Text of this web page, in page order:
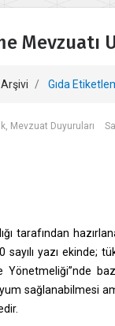
Mevzuatı
Gıda
Mevzuat Duyuruları
tarafından
yazı ekinde;
Yönetmeliği”nde
sağlanabilmesi